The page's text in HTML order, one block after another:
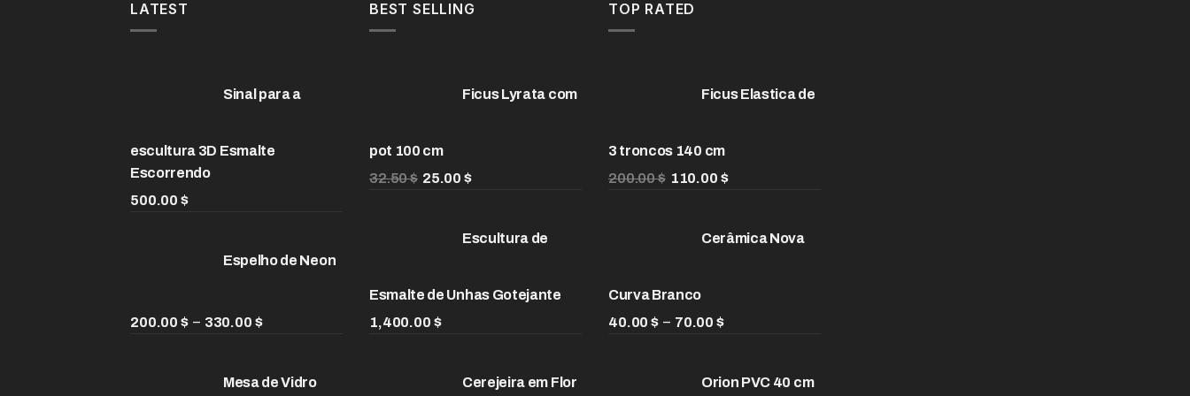
200.00 $.
LATEST
Sinal para a
escultura 3D Esmalte
Escorrendo
500.00 $
Espelho de Neon
200.00 $ – 330.00 $Faixa
200.00 $
Mesa de Vidro
BEST SELLING
Ficus Lyrata com
pot 100 cm
32.50$ O
25.00 $O
é:
Escultura de
Esmalte de Unhas Gotejante
1,400.00 $
Cerejeira em Flor
TOP RATED
Ficus Elastica de
3 troncos 140 cm
200.00$ O
110.00 $O
é:
Cerâmica Nova
Curva Branco
40.00$ – 70.00 $Faixa
40.00 $
Orion PVC 40 cm